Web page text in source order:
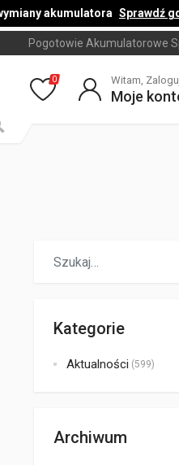
akumulatora Sprawdź
Pogotowie Akumulatorowe
0 Witam,
Moje
Kategorie
Aktualności (599)
Archiwum